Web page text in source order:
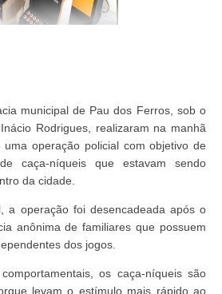
municipal de Pau dos Ferros, sob o
Rodrigues, realizaram na manhã
operação policial com objetivo de
caça-níqueis que estavam sendo
da cidade.
a operação foi desencadeada após o
anônima de familiares que possuem
dos jogos.
os caça-níqueis são
levam o estímulo mais rápido ao